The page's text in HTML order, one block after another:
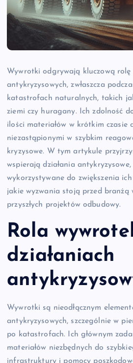
Wywrotki odgrywają kluczową rolę
antykryzysowych, zwłaszcza
katastrofach naturalnych, takich
ziemi czy huragany. Ich zdolność
ilości materiałów w krótkim czasie
niezastąpionymi w szybkim
kryzysowe. W tym artykule
wspierają działania
wykorzystywane do zwiększenia
jakie wyzwania stoją przed branżą
przyszłych projektów odbudowy.
Rola
działaniach
Wywrotki są nieodłącznym
antykryzysowych, szczególnie w
po katastrofach. Ich głównym
materiałów niezbędnych do
infrastruktury i pomocy